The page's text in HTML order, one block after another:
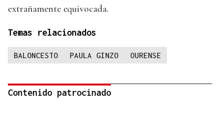
extrañamente equivocada.
Temas relacionados
BALONCESTO PAULA GINZO OURENSE
Contenido patrocinado